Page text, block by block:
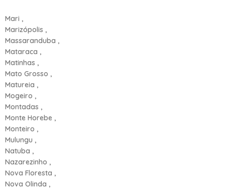
Mari ,
Marizópolis ,
Massaranduba ,
Mataraca ,
Matinhas ,
Mato Grosso ,
Matureia ,
Mogeiro ,
Montadas ,
Monte Horebe ,
Monteiro ,
Mulungu ,
Natuba ,
Nazarezinho ,
Nova Floresta ,
Nova Olinda ,